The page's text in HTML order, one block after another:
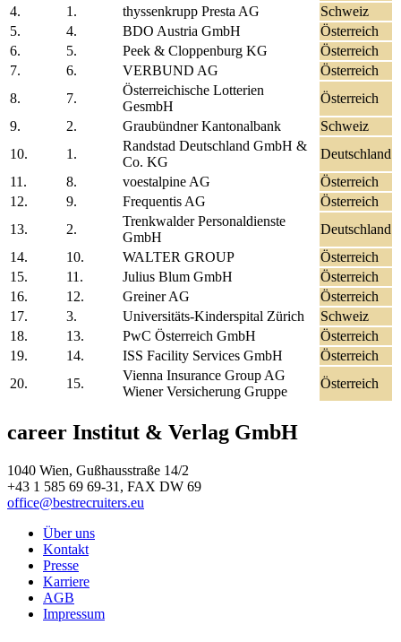
4.
1. thyssenkrupp Presta AG
Schweiz
5.
4. BDO Austria GmbH
Österreich
6.
5. Peek & Cloppenburg KG
Österreich
7.
6. VERBUND AG
Österreich
8.
7.
Österreichische Lotterien
GesmbH
Österreich
9.
2. Graubündner Kantonalbank
Schweiz
10.
1.
Randstad Deutschland GmbH &
Co. KG
Deutschland
11.
8. voestalpine AG
Österreich
12.
9. Frequentis AG
Österreich
13.
2.
Trenkwalder Personaldienste
GmbH
Deutschland
14.
10. WALTER GROUP
Österreich
15.
11. Julius Blum GmbH
Österreich
16.
12. Greiner AG
Österreich
17.
3. Universitäts-Kinderspital Zürich
Schweiz
18.
13. PwC Österreich GmbH
Österreich
19.
14. ISS Facility Services GmbH
Österreich
20.
15.
Vienna Insurance Group AG
Wiener Versicherung Gruppe
Österreich
career Institut & Verlag GmbH
1040 Wien, Gußhausstraße 14/2
+43 1 585 69 69-31, FAX DW 69
office@bestrecruiters.eu
Über uns
Kontakt
Presse
Karriere
AGB
Impressum